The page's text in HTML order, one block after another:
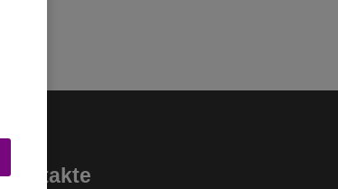
Kontakte